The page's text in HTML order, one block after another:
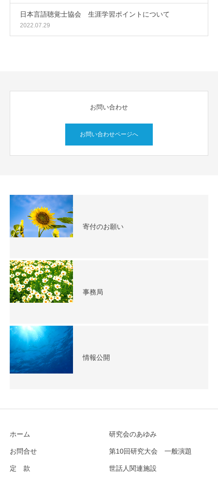
日本言語聴覚士協会 生涯学習ポイントについて
2022.07.29
お問い合わせ
お問い合わせページへ
寄付のお願い
事務局
情報公開
ホーム 研究会のあゆみ
お問合せ 第10回研究大会 一般演題
定 款 世話人関連施設